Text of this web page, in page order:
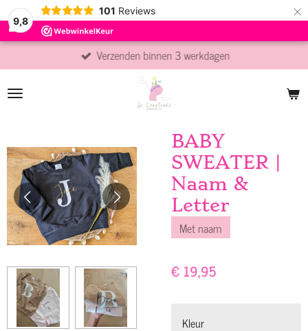
9,8
101 Reviews ×
Verzenden binnen 3 werkdagen
BABY
SWEATER |
Naam &
Letter
Met naam
€ 19,95
Kleur